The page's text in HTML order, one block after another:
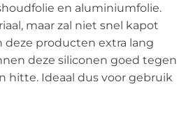
en aluminiumfolie.
maar zal niet snel kapot
deze producten extra lang
deze siliconen goed tegen
hitte. Ideaal dus voor gebruik